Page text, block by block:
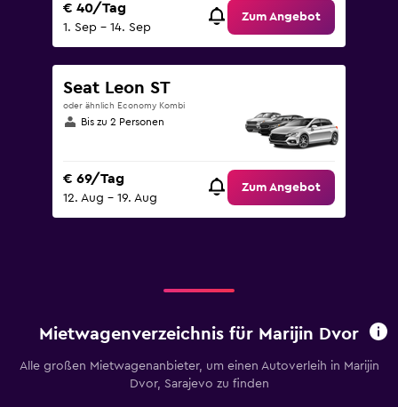
€ 40/Tag
1. Sep – 14. Sep
Zum Angebot
Seat Leon ST
oder ähnlich Economy Kombi
Bis zu 2 Personen
€ 69/Tag
12. Aug – 19. Aug
Zum Angebot
Mietwagenverzeichnis für Marijin Dvor
Alle großen Mietwagenanbieter, um einen Autoverleih in Marijin
Dvor, Sarajevo zu finden